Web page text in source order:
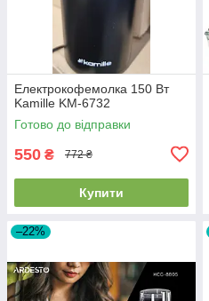
Електрокофемолка 150 Вт
Kamille KM-6732
Готово до відправки
550 ₴ 772 ₴
Купити
–22%